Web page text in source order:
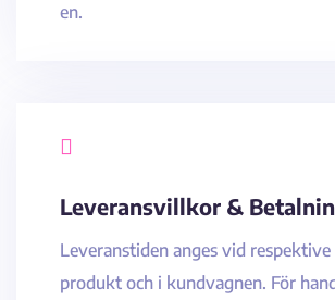
en.

Leveransvillkor &
Leveranstiden anges vid respektive
produkt och i kundvagnen. För